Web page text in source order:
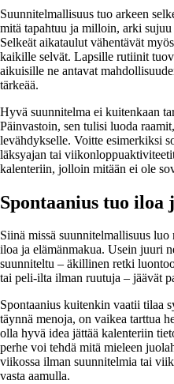
Suunnitelmallisuus tuo arkeen
mitä tapahtuu ja milloin, arki sujuu
Selkeät aikataulut vähentävät
kaikille selvät. Lapsille rutiinit
aikuisille ne antavat
tärkeää.
Hyvä suunnitelma ei kuitenkaan
Päinvastoin, sen tulisi luoda
levähdykselle. Voitte esimerkiksi
läksyajan tai
kalenteriin, jolloin mitään ei ole
Spontaanius tuo iloa
Siinä missä suunnitelmallisuus luo
iloa ja elämänmakua. Usein juuri
suunniteltu – äkillinen retki
tai peli-ilta ilman ruutuja – jäävät
Spontaanius kuitenkin vaatii tilaa
täynnä menoja, on vaikea tarttua
olla hyvä idea jättää kalenteriin
perhe voi tehdä mitä mieleen
viikossa ilman suunnitelmia tai
vasta aamulla.